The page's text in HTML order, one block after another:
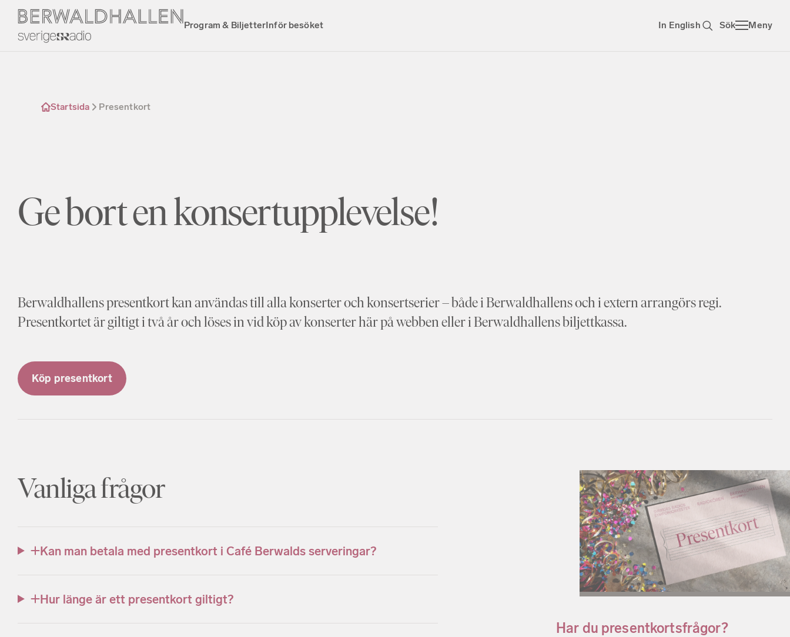
Program & BiljetterInför besöket In English Sök Meny
Startsida Presentkort
Ge bort en konsertupplevelse!
Berwaldhallens presentkort kan användas till alla konserter och konsertserier – både i Berwaldhallens och i extern arrangörs regi.
Presentkortet är giltigt i två år och löses in vid köp av konserter här på webben eller i Berwaldhallens biljettkassa.
Köp presentkort
Vanliga frågor
Kan man betala med presentkort i Café Berwalds serveringar?
Hur länge är ett presentkort giltigt?
Har du presentkortsfrågor?